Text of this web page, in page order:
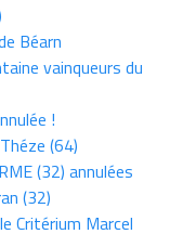
Béarn
vainqueurs du
!
(64)
(32) annulées
(32)
Critérium Marcel